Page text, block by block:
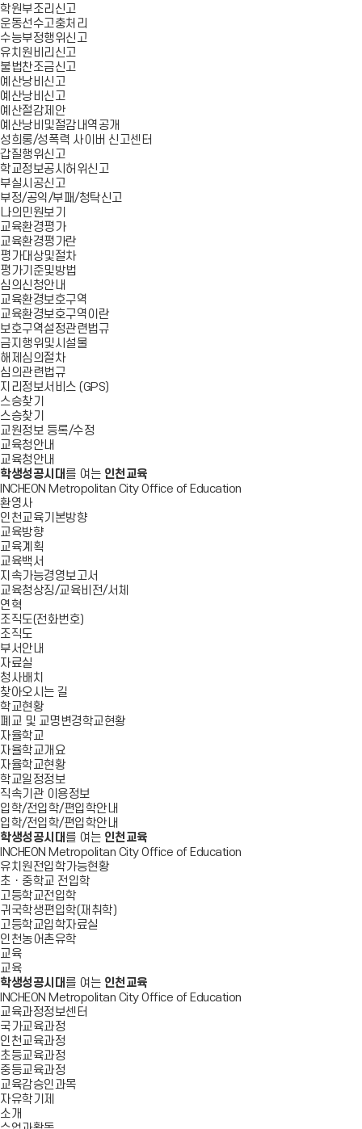
학원부조리신고
운동선수고충처리
수능부정행위신고
유치원비리신고
불법찬조금신고
예산낭비신고
예산낭비신고
예산절감제안
예산낭비및절감내역공개
성희롱/성폭력 사이버 신고센터
갑질행위신고
학교정보공시허위신고
부실시공신고
부정/공익/부패/청탁신고
나의민원보기
교육환경평가
교육환경평가란
평가대상및절차
평가기준및방법
심의신청안내
교육환경보호구역
교육환경보호구역이란
보호구역설정관련법규
금지행위및시설물
해제심의절차
심의관련법규
지리정보서비스 (GPS)
스승찾기
스승찾기
교원정보 등록/수정
교육청안내
교육청안내
학생성공시대 를 여는 인천교육
INCHEON Metropolitan City Office of Education
환영사
인천교육기본방향
교육방향
교육계획
교육백서
지속가능경영보고서
교육청상징/교육비전/서체
연혁
조직도(전화번호)
조직도
부서안내
자료실
청사배치
찾아오시는 길
학교현황
폐교 및 교명변경학교현황
자율학교
자율학교개요
자율학교현황
학교일정정보
직속기관 이용정보
입학/전입학/편입학안내
입학/전입학/편입학안내
학생성공시대 를 여는 인천교육
INCHEON Metropolitan City Office of Education
유치원전입학가능현황
초ㆍ중학교 전입학
고등학교전입학
귀국학생편입학(재취학)
고등학교입학자료실
인천농어촌유학
교육
교육
학생성공시대 를 여는 인천교육
INCHEON Metropolitan City Office of Education
교육과정정보센터
국가교육과정
인천교육과정
초등교육과정
중등교육과정
교육감승인과목
자유학기제
소개